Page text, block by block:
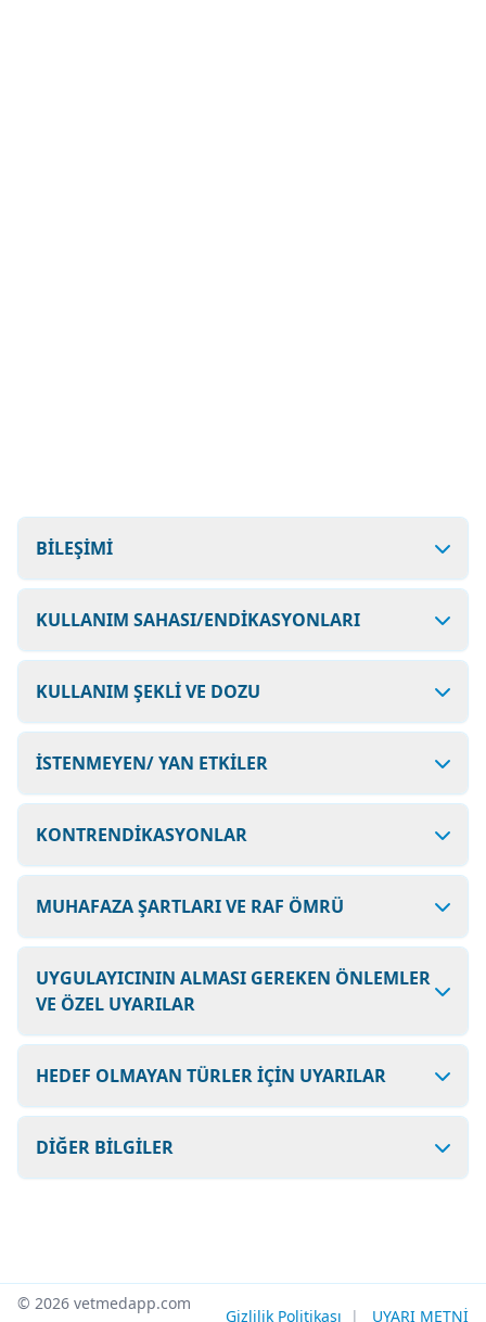
BİLEŞİMİ
KULLANIM SAHASI/ENDİKASYONLARI
KULLANIM ŞEKLİ VE DOZU
İSTENMEYEN/ YAN ETKİLER
KONTRENDİKASYONLAR
MUHAFAZA ŞARTLARI VE RAF ÖMRÜ
UYGULAYICININ ALMASI GEREKEN ÖNLEMLER
VE ÖZEL UYARILAR
HEDEF OLMAYAN TÜRLER İÇİN UYARILAR
DİĞER BİLGİLER
© 2026 vetmedapp.com
Gizlilik Politikası | UYARI METNİ